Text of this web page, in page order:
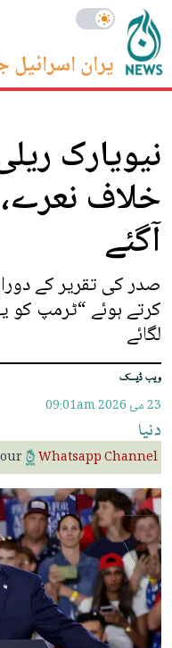
ایران
نیویارک
خلاف
آگئے
صدر کی تقریر کے
کرتے ہوئے “ٹرمپ کو
لگائے
ویب ڈیسک
23 مئ 2026 09:01am
دنیا
Whatsapp Channel